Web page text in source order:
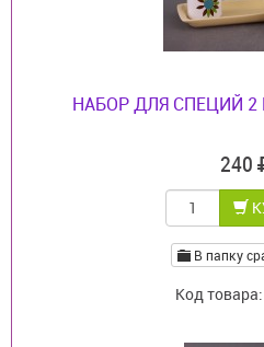
НАБОР ДЛЯ СПЕЦИЙ 2
240
В папку
Код товара: